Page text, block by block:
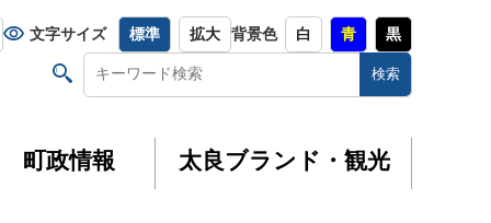
文字サイズ 標準 拡大 背景色 白 青 黒
町政情報 太良ブランド・観光